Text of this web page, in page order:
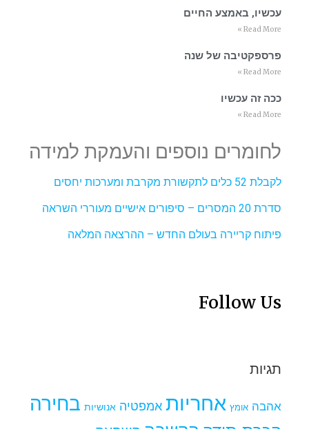
עכשיו, באמצע החיים
Read More »
פרספקטיבה של שנה
Read More »
ככה זה עכשיו
Read More »
לחומרים נוספים והעמקת למידה
לקבלת 52 כלים לתקשורת מקרבת ומערכות יחסים
סדרת 20 המסרים – סיפורים אישיים מעוררי השראה
פיתוח קריירה בעולם החדש – ההרצאה המלאה
Follow Us
תגיות
אהבה אומץ אחריות אמפטיה אנושיות בחירה